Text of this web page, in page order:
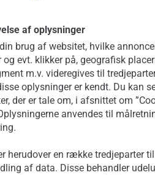
af oplysninger
brug af websitet, hvilke
og evt. klikker på, geografisk
m.v. videregives til
oplysninger er kendt. Du kan
der er tale om, i afsnittet om
anvendes til
herudover en række tredjeparter
af data. Disse behandler